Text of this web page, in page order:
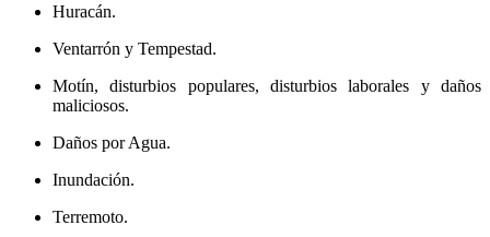
Huracán.
Ventarrón y Tempestad.
Motín, disturbios populares, disturbios laborales y daños
maliciosos.
Daños por Agua.
Inundación.
Terremoto.